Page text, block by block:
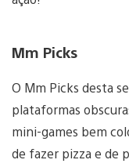
Mm Picks
O Mm Picks desta
plataformas
mini-games bem
de fazer pizza e de